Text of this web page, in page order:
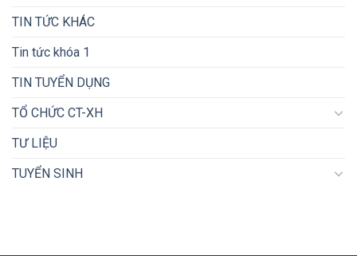
TIN TỨC KHÁC
Tin tức khóa 1
TIN TUYỂN DỤNG
TỔ CHỨC CT-XH
TƯ LIỆU
TUYỂN SINH